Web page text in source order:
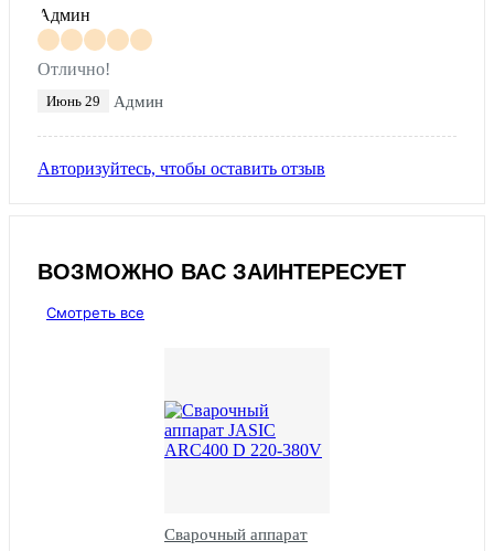
Отлично!
Июнь 29 Админ
Авторизуйтесь, чтобы оставить отзыв
ВОЗМОЖНО ВАС ЗАИНТЕРЕСУЕТ
Смотреть все
Сварочный аппарат